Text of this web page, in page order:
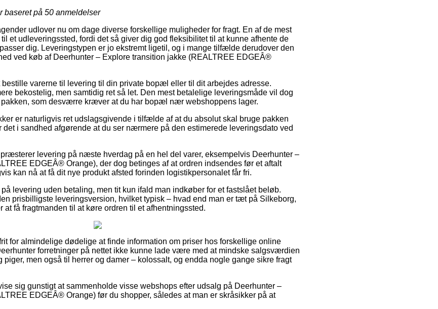
baseret på 50 anmeldelser
udlover nu om dage diverse forskellige muligheder for fragt. En af de mest
et udleveringssted, fordi det så giver dig god fleksibilitet til at kunne afhente de
dig. Leveringstypen er jo ekstremt ligetil, og i mange tilfælde derudover den
ved køb af Deerhunter – Explore transition jakke (REALTREE EDGEÂ®
varerne til levering til din private bopæl eller til dit arbejdes adresse.
bekostelig, men samtidig ret så let. Den mest betalelige leveringsmåde vil dog
som desværre kræver at du har bopæl nær webshoppens lager.
er naturligvis ret udslagsgivende i tilfælde af at du absolut skal bruge pakken
det i sandhed afgørende at du ser nærmere på den estimerede leveringsdato ved
levering på næste hverdag på en hel del varer, eksempelvis Deerhunter –
EDGEÂ® Orange), der dog betinges af at ordren indsendes før et aftalt
kan nå at få dit nye produkt afsted forinden logistikpersonalet får fri.
levering uden betaling, men tit kun ifald man indkøber for et fastslået beløb.
prisbilligste leveringsversion, hvilket typisk – hvad end man er tæt på Silkeborg,
at få fragtmanden til at køre ordren til et afhentningssted.
for almindelige dødelige at finde information om priser hos forskellige online
forretninger på nettet ikke kunne lade være med at mindske salgsværdien
piger, men også til herrer og damer – kolossalt, og endda nogle gange sikre fragt
sig gunstigt at sammenholde visse webshops efter udsalg på Deerhunter –
EDGEÂ® Orange) før du shopper, således at man er skråsikker på at